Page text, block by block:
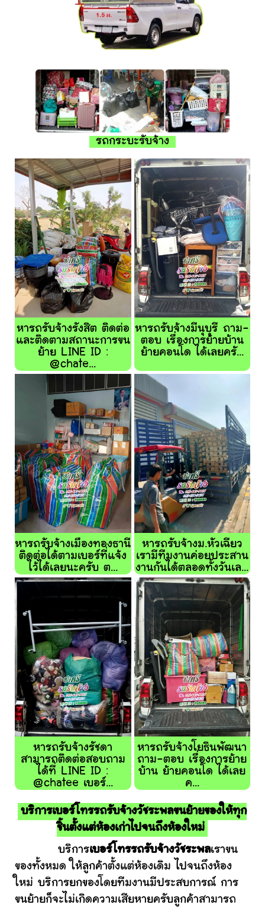
รถกระบะรับจ้าง
หารถรับจ้างรังสิต ติดต่อ
และติดตามสถานะการขน
ย้าย LINE ID :
@chate...
หารถรับจ้างมีนุบุรี ถาม-
ตอบ เรื่องการย้ายบ้าน
ย้ายคอนโด ได้เลยครั...
หารถรับจ้างเมืองทองธานี
ติดต่อได้ตามเบอร์ที่แจ้ง
ไว้ได้เลยนะครับ ต...
หารถรับจ้างม.หัวเฉียว
เรามีทีมงานค่อยประสาน
งานกันได้ตลอดทั้งวันเล...
หารถรับจ้างรัชดา
สามารถติดต่อสอบถาม
ได้ที่ LINE ID :
@chatee เบอร์...
หารถรับจ้างโยธินพัฒนา
ถาม-ตอบ เรื่องการย้าย
บ้าน ย้ายคอนโด ได้เลย
ค...
บริการเบอร์โทรรถรับจ้างวัชระพลขนย้ายของให้ทุก
ชิ้นตั้งแต่ห้องเก่าไปจนถึงห้องใหม่
บริการเบอร์โทรรถรับจ้างวัชระพลเราขน
ของทั้งหมด ให้ลูกค้าตั้งแต่ห้องเดิม ไปจนถึงห้อง
ใหม่ บริการยกของโดยทีมงานมีประสบการณ์ การ
ขนย้ายก็จะไม่เกิดความเสียหายครับลูกค้าสามารถ